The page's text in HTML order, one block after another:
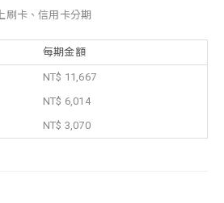
刷卡、信用卡分期
每期金額
NT$ 11,667
NT$ 6,014
NT$ 3,070